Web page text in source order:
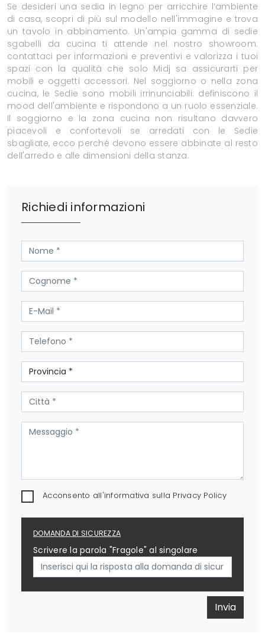
Se desideri una sedia in legno per arricchire l’ambiente
di casa, scopri di più sul modello nell'immagine e trova
un tavolo in abbinamento. Un'ampia gamma di sedie
sgabelli da cucina ti attende nel nostro showroom:
contattaci per informazioni e preventivi e valorizza i tuoi
spazi con la qualità che solo Midj sa assicurarti per
mobili e oggetti accessori. Nel soggiorno o nella zona
cucina, le Sedie sono mobili irrinunciabili: definiscono il
mood dell'ambiente e rispondono a un ruolo essenziale.
Il soggiorno e la zona cucina non risultano davvero
piacevoli e confortevoli se arredati con le Sedie
sbagliate, ecco perché devono essere abbinate al resto
dell'arredo e alle dimensioni della stanza.
Richiedi informazioni
Acconsento all'informativa sulla Privacy Policy
DOMANDA DI SICUREZZA
Scrivere la parola "Fragole" al singolare
Invia